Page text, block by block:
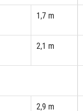
1,7 m
2,1 m
2,9 m